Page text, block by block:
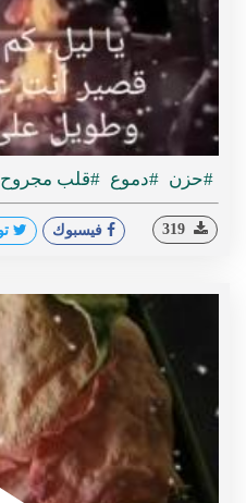
#حزن #دموع #قلب مجروح
فيسبوك